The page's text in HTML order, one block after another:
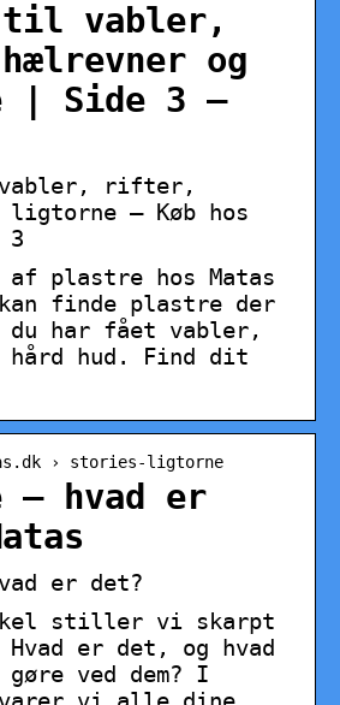
til vabler,
og
| Side 3 –
rifter,
ligtorne – Køb hos
3
plastre hos Matas
kan finde plastre der
har fået vabler,
hud. Find dit
› stories-ligtorne
– hvad er
er det?
stiller vi skarpt
er det, og hvad
gøre ved dem? I